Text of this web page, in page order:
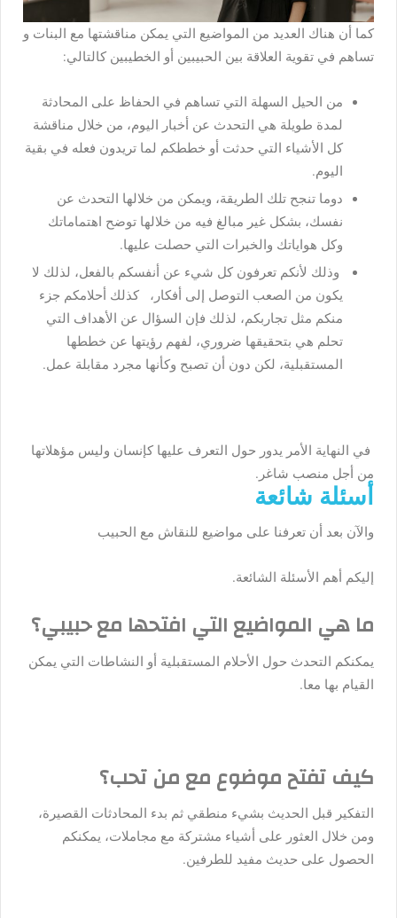
كما أن هناك العديد من المواضيع التي يمكن مناقشتها مع البنات و
تساهم في تقوية العلاقة بين الحبيبين أو الخطيبين كالتالي:
من الحيل السهلة التي تساهم في الحفاظ على المحادثة
لمدة طويلة هي التحدث عن أخبار اليوم، من خلال مناقشة
كل الأشياء التي حدثت أو خططكم لما تريدون فعله في بقية
اليوم.
دوما تنجح تلك الطريقة، ويمكن من خلالها التحدث عن
نفسك، بشكل غير مبالغ فيه من خلالها توضح اهتماماتك
وكل هواياتك والخبرات التي حصلت عليها.
وذلك لأنكم تعرفون كل شيء عن أنفسكم بالفعل، لذلك لا
يكون من الصعب التوصل إلى أفكار، كذلك أحلامكم جزء
منكم مثل تجاربكم، لذلك فإن السؤال عن الأهداف التي
تحلم هي بتحقيقها ضروري، لفهم رؤيتها عن خططها
المستقبلية، لكن دون أن تصبح وكأنها مجرد مقابلة عمل.
في النهاية الأمر يدور حول التعرف عليها كإنسان وليس مؤهلاتها
من أجل منصب شاغر.
أسئلة شائعة
والآن بعد أن تعرفنا على مواضيع للنقاش مع الحبيب
إليكم أهم الأسئلة الشائعة.
ما هي المواضيع التي افتحها مع حبيبي؟
يمكنكم التحدث حول الأحلام المستقبلية أو النشاطات التي يمكن
القيام بها معا.
كيف تفتح موضوع مع من تحب؟
التفكير قبل الحديث بشيء منطقي ثم بدء المحادثات القصيرة،
ومن خلال العثور على أشياء مشتركة مع مجاملات، يمكنكم
الحصول على حديث مفيد للطرفين.